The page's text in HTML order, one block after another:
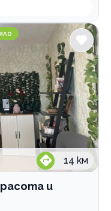
и здраве
14 км
и